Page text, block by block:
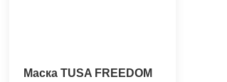
Маска TUSA FREEDOM